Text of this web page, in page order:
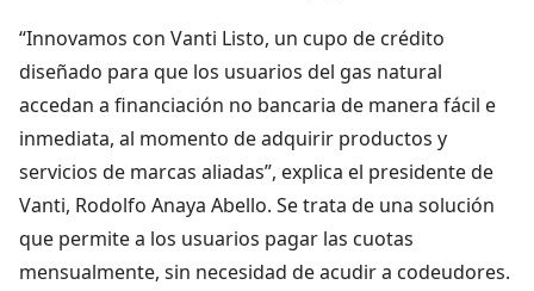
“Innovamos con Vanti Listo, un cupo de crédito
diseñado para que los usuarios del gas natural
accedan a financiación no bancaria de manera fácil e
inmediata, al momento de adquirir productos y
servicios de marcas aliadas”, explica el presidente de
Vanti, Rodolfo Anaya Abello. Se trata de una solución
que permite a los usuarios pagar las cuotas
mensualmente, sin necesidad de acudir a codeudores.